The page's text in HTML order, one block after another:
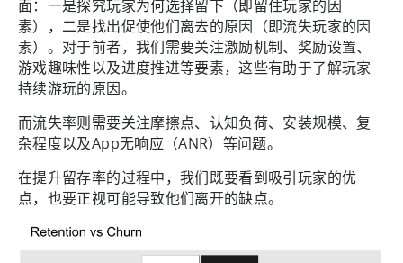
面：一是探究玩家为何选择留下（即留住玩家的因
素），二是找出促使他们离去的原因（即流失玩家的因
素）。对于前者，我们需要关注激励机制、奖励设置、
游戏趣味性以及进度推进等要素，这些有助于了解玩家
持续游玩的原因。
而流失率则需要关注摩擦点、认知负荷、安装规模、复
杂程度以及App无响应（ANR）等问题。
在提升留存率的过程中，我们既要看到吸引玩家的优
点，也要正视可能导致他们离开的缺点。